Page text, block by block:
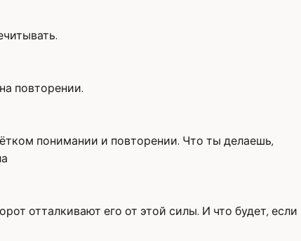
повторении.
понимании и повторении. Что ты делаешь,
отталкивают его от этой силы. И что будет, если